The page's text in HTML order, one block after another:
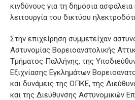
κινδύνους για τη δημόσια ασφάλεια
λειτουργία του δικτύου
Στην επιχείρηση συμμετείχαν
Αστυνομίας Βορειοανατολικής
Τμήματος Παλλήνης, της
Εξιχνίασης Εγκλημάτων
και δυνάμεις της ΟΠΚΕ, της
και της Διεύθυνσης Αστυνομικών